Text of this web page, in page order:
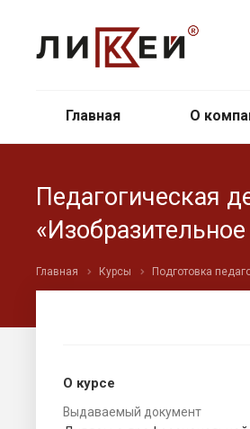
Главная О
Педагогическая
Главная Курсы Подготовка
О курсе
Выдаваемый документ